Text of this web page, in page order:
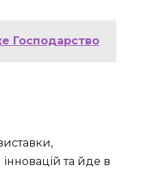
Господарство
та йде в